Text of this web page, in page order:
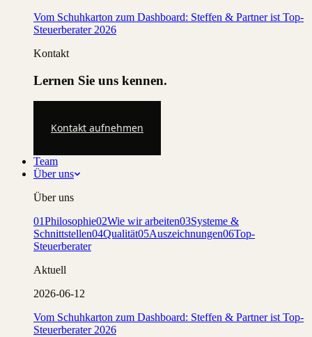
Vom Schuhkarton zum Dashboard: Steffen & Partner ist Top-
Steuerberater 2026
Kontakt
Lernen Sie uns kennen.
Kontakt aufnehmen
Team
Über uns
Über uns
01Philosophie02Wie wir arbeiten03Systeme &
Schnittstellen04Qualität05Auszeichnungen06Top-
Steuerberater
Aktuell
2026-06-12
Vom Schuhkarton zum Dashboard: Steffen & Partner ist Top-
Steuerberater 2026